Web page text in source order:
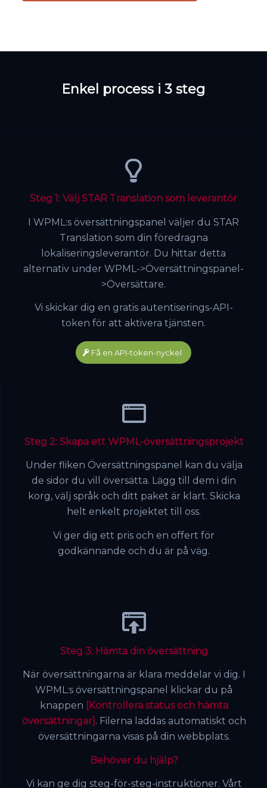
Enkel process i 3 steg
Steg 1: Välj STAR Translation som leverantör
I WPML:s översättningspanel väljer du STAR
Translation som din föredragna
lokaliseringsleverantör. Du hittar detta
alternativ under WPML->Översättningspanel-
>Översättare.
Vi skickar dig en gratis autentiserings-API-
token för att aktivera tjänsten.
Få en API-token-nyckel
Steg 2: Skapa ett WPML-översättningsprojekt
Under fliken Översättningspanel kan du välja
de sidor du vill översätta. Lägg till dem i din
korg, välj språk och ditt paket är klart. Skicka
helt enkelt projektet till oss.
Vi ger dig ett pris och en offert för
godkännande och du är på väg.
Steg 3: Hämta din översättning
När översättningarna är klara meddelar vi dig. I
WPML:s översättningspanel klickar du på
knappen [Kontrollera status och hämta
översättningar] . Filerna laddas automatiskt och
översättningarna visas på din webbplats.
Behöver du hjälp?
Vi kan ge dig steg-för-steg-instruktioner. Vårt